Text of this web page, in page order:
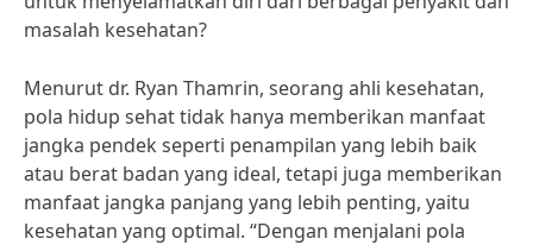
masalah kesehatan?
Menurut dr. Ryan Thamrin, seorang ahli kesehatan,
pola hidup sehat tidak hanya memberikan manfaat
jangka pendek seperti penampilan yang lebih baik
atau berat badan yang ideal, tetapi juga memberikan
manfaat jangka panjang yang lebih penting, yaitu
kesehatan yang optimal. “Dengan menjalani pola